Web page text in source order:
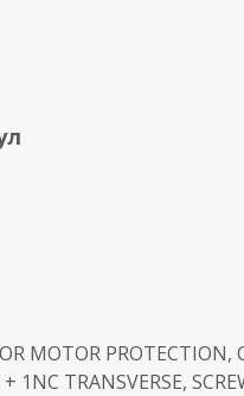
MOTOR PROTECTION,
1NC TRANSVERSE,